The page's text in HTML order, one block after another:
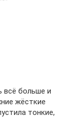
всё больше и
жёсткие
тонкие,